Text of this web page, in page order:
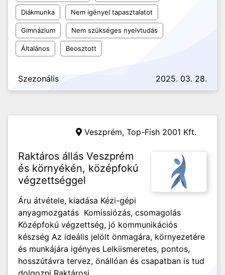
Diákmunka Nem igényel tapasztalatot
Gimnázium Nem szükséges nyelvtudás
Általános Beosztott
Szezonális 2025. 03. 28.
Veszprém, Top-Fish 2001 Kft.
Raktáros állás Veszprém
és környékén, középfokú
végzettséggel
Áru átvétele, kiadása Kézi-gépi
anyagmozgatás Komissiózás, csomagolás
Középfokú végzettség, jó kommunikációs
készség Az ideális jelölt önmagára, környezetére
és munkájára igényes Lelkiismeretes, pontos,
hosszútávra tervez, önállóan és csapatban is tud
dolgozni Raktárosi...